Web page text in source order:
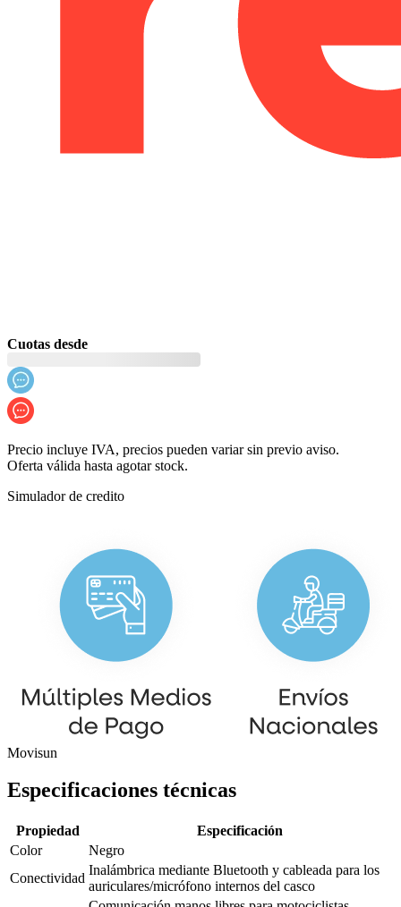
Cuotas desde
Precio incluye IVA, precios pueden variar sin previo aviso.
Oferta válida hasta agotar stock.
Simulador de credito
Movisun
Especificaciones técnicas
Propiedad
Especificación
Color
Negro
Conectividad
Inalámbrica mediante Bluetooth y cableada para los
auriculares/micrófono internos del casco